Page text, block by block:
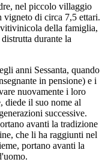
nel piccolo villaggio
di circa 7,5 ettari.
della famiglia,
durante la
anni Sessanta, quando
in pensione) e i
nuovamente i loro
diede il suo nome al
successive.
avanti la tradizione
che li ha raggiunti nel
portano avanti la